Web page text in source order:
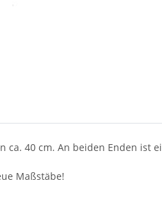
ca. 40 cm. An beiden Enden ist
Maßstäbe!